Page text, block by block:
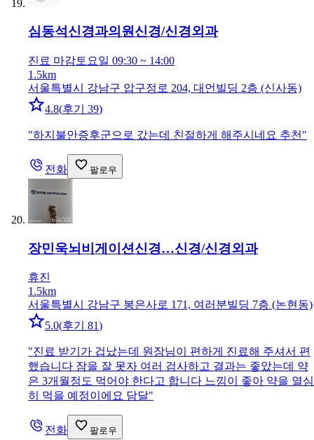
심동석신경과의원신경/신경외과
진료 마감토요일 09:30 ~ 14:00
1.5km
서울특별시 강남구 압구정로 204, 대언빌딩 2층 (신사동)
4.8(후기 39)
"하지불안증후군으로 갔는데 친절하게 해주시네요 추천 "
전화 팔로우
장민욱뇌비게이션신경…신경/신경외과
휴진
1.5km
서울특별시 강남구 봉은사로 171, 여러분빌딩 7층 (논현동)
5.0(후기 81)
"진료 받기가 겁났는데 원장님이 편하게 진료해 주셔서 편
했습니다 잠을 잘 못자 여러 검사하고 결과는 좋았는데 약
은 3개월정도 먹어야 한다고 합니다 느낌이 좋아 약을 열심
히 먹을 예정이에요 담달"
전화 팔로우